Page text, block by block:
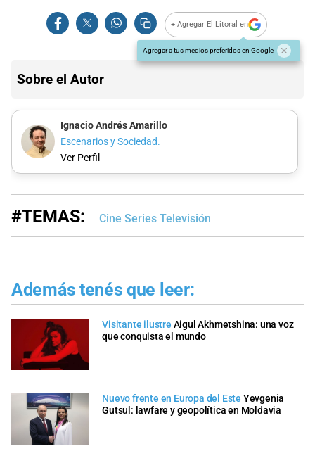
+ Agregar El Litoral en
Agregar a tus medios preferidos en Google
Sobre el Autor
Ignacio Andrés Amarillo
Escenarios y Sociedad.
Ver Perfil
#TEMAS: Cine Series Televisión
Además tenés que leer:
Visitante ilustre Aigul Akhmetshina: una voz
que conquista el mundo
Nuevo frente en Europa del Este Yevgenia
Gutsul: lawfare y geopolítica en Moldavia